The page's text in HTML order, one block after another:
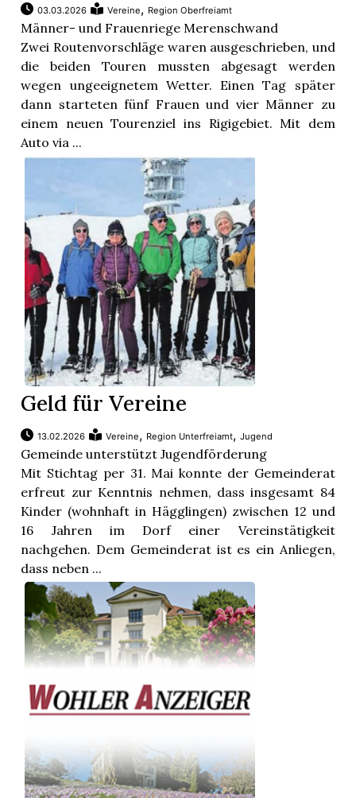
03.03.2026 Vereine, Region Oberfreiamt
Männer- und Frauenriege Merenschwand
Zwei Routenvorschläge waren ausgeschrieben, und
die beiden Touren mussten abgesagt werden
wegen ungeeignetem Wetter. Einen Tag später
dann starteten fünf Frauen und vier Männer zu
einem neuen Tourenziel ins Rigigebiet. Mit dem
Auto via ...
Geld für Vereine
13.02.2026 Vereine, Region Unterfreiamt,Jugend
Gemeinde unterstützt Jugendförderung
Mit Stichtag per 31. Mai konnte der Gemeinderat
erfreut zur Kenntnis nehmen, dass insgesamt 84
Kinder (wohnhaft in Hägglingen) zwischen 12 und
16 Jahren im Dorf einer Vereinstätigkeit
nachgehen. Dem Gemeinderat ist es ein Anliegen,
dass neben ...